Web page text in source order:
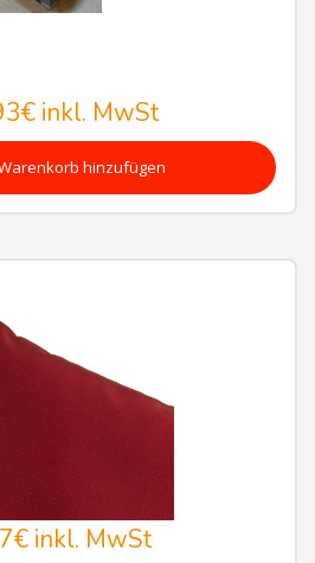
inkl. MwSt
hinzufügen
inkl. MwSt